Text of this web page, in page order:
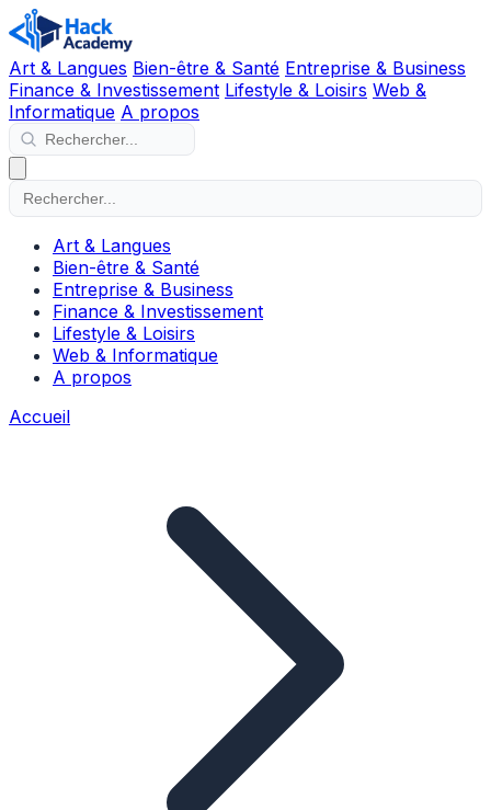
Art & Langues Bien-être & Santé Entreprise & Business
Finance & Investissement Lifestyle & Loisirs Web &
Informatique A propos
Art & Langues
Bien-être & Santé
Entreprise & Business
Finance & Investissement
Lifestyle & Loisirs
Web & Informatique
A propos
Accueil